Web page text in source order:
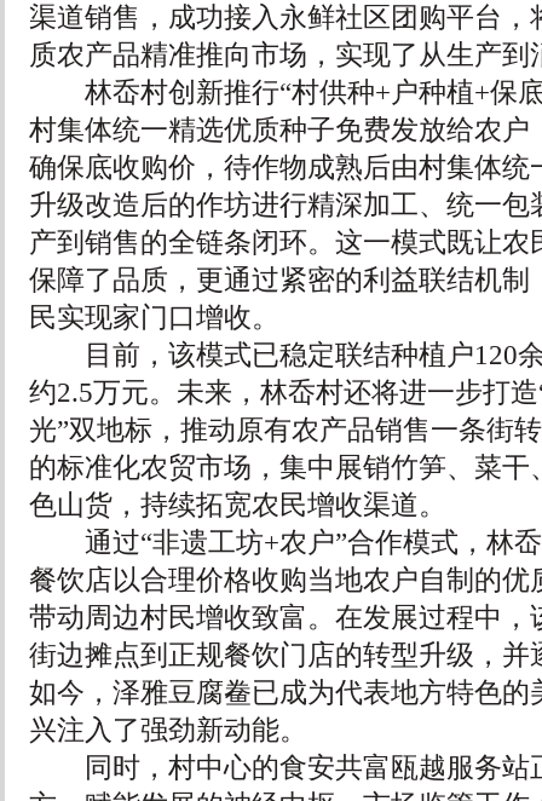
渠道销售，成功接入永鲜社区团购平台，
质农产品精准推向市场，实现了从生产到
林岙村创新推行“村供种+户种植+保
村集体统一精选优质种子免费发放给农户
确保底收购价，待作物成熟后由村集体统
升级改造后的作坊进行精深加工、统一包
产到销售的全链条闭环。这一模式既让农
保障了品质，更通过紧密的利益联结机制
民实现家门口增收。
目前，该模式已稳定联结种植户120
约2.5万元。未来，林岙村还将进一步打
光”双地标，推动原有农产品销售一条街
的标准化农贸市场，集中展销竹笋、菜干
色山货，持续拓宽农民增收渠道。
通过“非遗工坊+农户”合作模式，林岙
餐饮店以合理价格收购当地农户自制的优
带动周边村民增收致富。在发展过程中，
街边摊点到正规餐饮门店的转型升级，并
如今，泽雅豆腐鲞已成为代表地方特色的
兴注入了强劲新动能。
同时，村中心的食安共富瓯越服务站